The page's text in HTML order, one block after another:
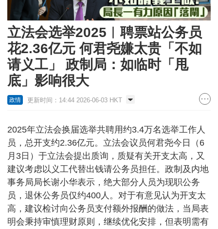
立法会选举2025︱聘票站公务员
花2.36亿元 何君尧嫌太贵「不如
请义工」 政制局：如临时「甩
底」影响很大
政情 更新时间：14:44 2026-06-03 HKT
2025年立法会换届选举共聘用约3.4万名选举工作人
员，总开支约2.36亿元。立法会议员何君尧今日（6
月3日）于立法会提出质询，质疑有关开支太高，又
建议考虑以义工代替出钱请公务员担任。政制及内地
事务局局长谢小华表示，绝大部分人员为现职公务
员，退休公务员仅约400人。对于有意见认为开支太
高，建议检讨向公务员支付额外报酬的做法，当局表
明会秉持审慎理财原则，继续优化安排，但表明需有